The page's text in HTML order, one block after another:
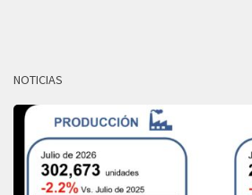
NOTICIAS